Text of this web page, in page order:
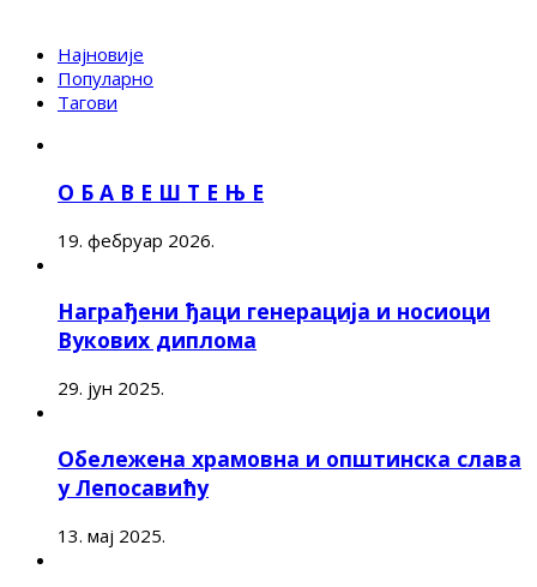
Најновије
Популарно
Тагови
О Б А В Е Ш Т Е Њ Е
19. фебруар 2026.
Награђени ђаци генерација и носиоци
Вукових диплома
29. јун 2025.
Обележена храмовна и општинска слава
у Лепосавићу
13. мај 2025.